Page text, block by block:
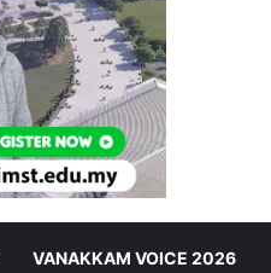
VANAKKAM VOICE 2026